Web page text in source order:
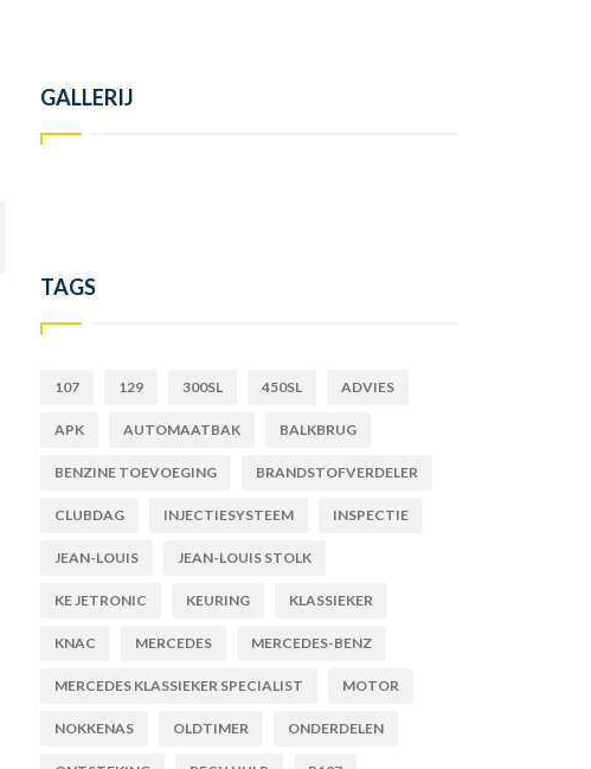
GALLERIJ
TAGS
107 129 300SL 450SL ADVIES
APK AUTOMAATBAK BALKBRUG
BENZINE TOEVOEGING BRANDSTOFVERDELER
CLUBDAG INJECTIESYSTEEM INSPECTIE
JEAN-LOUIS JEAN-LOUIS STOLK
KE JETRONIC KEURING KLASSIEKER
KNAC MERCEDES MERCEDES-BENZ
MERCEDES KLASSIEKER SPECIALIST MOTOR
NOKKENAS OLDTIMER ONDERDELEN